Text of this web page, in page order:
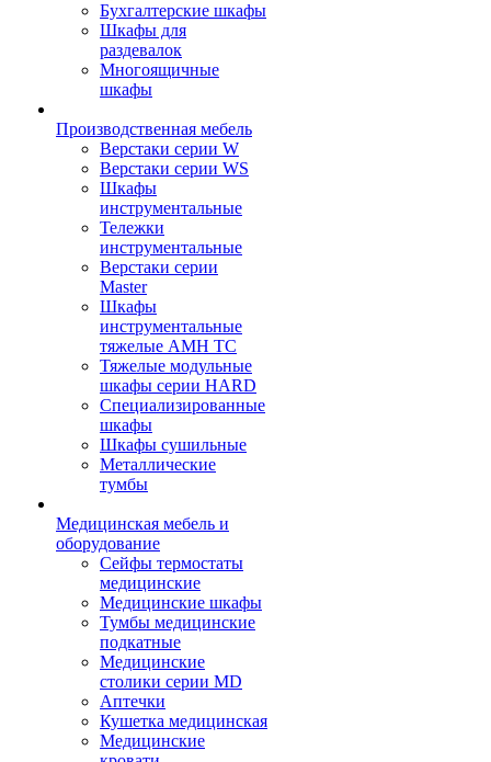
Бухгалтерские шкафы
Шкафы для
раздевалок
Многоящичные
шкафы
Производственная мебель
Верстаки серии W
Верстаки серии WS
Шкафы
инструментальные
Тележки
инструментальные
Верстаки серии
Master
Шкафы
инструментальные
тяжелые AMH TC
Тяжелые модульные
шкафы серии HARD
Cпециализированные
шкафы
Шкафы сушильные
Металлические
тумбы
Медицинская мебель и
оборудование
Сейфы термостаты
медицинские
Медицинские шкафы
Тумбы медицинские
подкатные
Медицинские
столики серии MD
Аптечки
Кушетка медицинская
Медицинские